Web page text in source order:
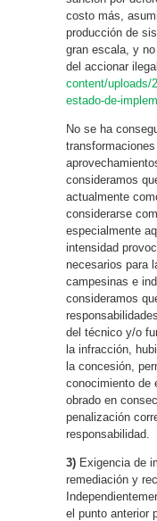
costo más,
producción de
gran escala, y
del accionar
content/uploads/
estado-de-
No se ha
consideramos
actualmente
considerarse
especialmente
intensidad
necesarios para
campesinas e
consideramos
del técnico y/o
la infracción,
la concesión,
conocimiento de
obrado en
penalización
responsabilidad.
3) Exigencia de
remediación y
el punto anterior